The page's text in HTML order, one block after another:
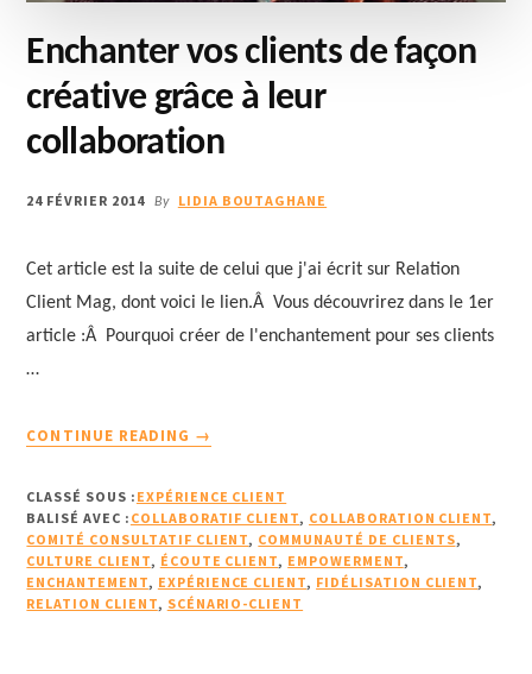
Enchanter vos clients de façon
créative grâce à leur
collaboration
24 FÉVRIER 2014 By LIDIA BOUTAGHANE
Cet article est la suite de celui que j'ai écrit sur Relation
Client Mag, dont voici le lien.Â Vous découvrirez dans le 1er
article :Â Pourquoi créer de l'enchantement pour ses clients
…
CONTINUE READING
CLIENTS
DE
FAÇON
CRÉATIVE
GRÂCE
→
CLASSÉ SOUS : EXPÉRIENCE CLIENT
BALISÉ AVEC : COLLABORATIF CLIENT, COLLABORATION CLIENT,
COMITÉ CONSULTATIF CLIENT, COMMUNAUTÉ DE CLIENTS,
CULTURE CLIENT, ÉCOUTE CLIENT, EMPOWERMENT,
ENCHANTEMENT, EXPÉRIENCE CLIENT, FIDÉLISATION CLIENT,
RELATION CLIENT, SCÉNARIO-CLIENT